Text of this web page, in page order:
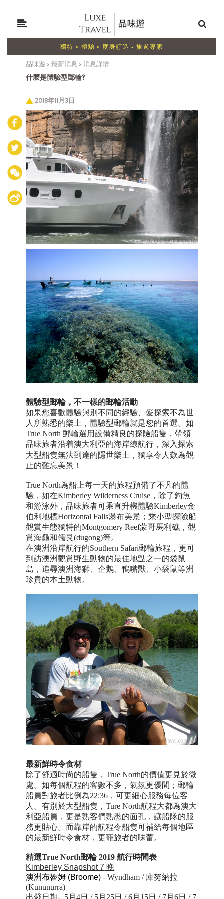
獨特 • 體驗 • 度身訂造 - 旅遊專家
品味遊 >最新消息 >消息詳情
什麼是體驗型郵輪?
2018年11月3日
體驗型郵輪，不一樣的郵輪活動
如果您喜歡體驗與別不同的經驗、愛探索不為世
人所熟悉的樂土，體驗型郵輪就是您的首選。如
True North 郵輪選用設備精良的探險船隻，帶領
品味旅者沿着澳大利亞的海岸線航行，深入探索
大型船隻無法到達的隱世樂土，獨享令人歎為觀
止的難忘美景！
True North為船上每一天的旅程預備了不凡的體
驗，如在Kimberley Wilderness Cruise ，除了釣魚
和游泳外，品味旅者可乘直升機體驗Kimberley金
伯利地標Horizontal Falls瀑布美景；乘小型探險船
觀賞生態獨特的Montgomery Reef蒙哥馬利礁，觀
賞海龜和儒艮(dugong)等。
在澳洲沿岸航行的Southern Safari郵輪旅程，更可
到訪澳洲觀賞野生動物的最佳地點之一的袋鼠
島，追尋澳洲海獅、企鵝、鴨嘴獸、小袋鼠等洲
珍貴的本土動物。
最新鮮時令食材
除了舒適時尚的船隻，True North的價值更見於微
處。如每個航程的客數不多，氣氛更優閒；郵輪
船員對旅者比例為22:36 ，可更細心服務每位客
人。有別於大型船隻，Ture North航程大都為澳大
利亞船員，更是熟客們熟悉的面孔，讓船隊的服
務更貼心。而靠岸的航程令船隻可補給每個地區
的最新鮮時令食材，更寵旅者的味蕾。
精選True North郵輪2019航行時間表
Kimberley Snapshot 7 晚
澳洲布魯姆 (Broome) - Wyndham / 庫努納拉
(Kununurra)
出發日期- 5月4日 / 5月25日 / 6月15日 / 7月6日 / 7